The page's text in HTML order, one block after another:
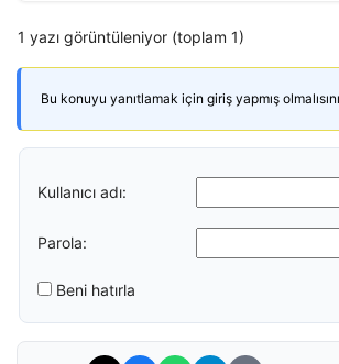
1 yazı görüntüleniyor (toplam 1)
Bu konuyu yanıtlamak için giriş yapmış
Kullanıcı adı:
Parola:
Beni hatırla